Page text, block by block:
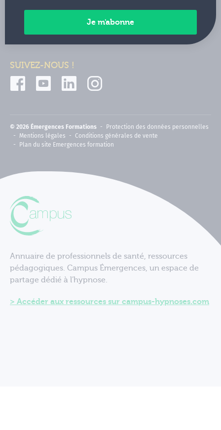
Contactez-nous
SUIVEZ-NOUS !
© 2026 Émergences Formations
Protection des données personnelles
Mentions légales
Conditions générales de vente
Plan du site Emergences formation
Annuaire de professionnels de santé, ressources
pédagogiques. Campus Émergences, un espace de
partage dédié à l'hypnose.
Accéder aux ressources sur campus-hypnoses.com